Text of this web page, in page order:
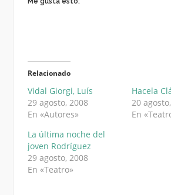
Relacionado
Vidal Giorgi, Luís
29 agosto, 2008
En «Autores»
Hacela
20
En
La última noche del
joven Rodríguez
29 agosto, 2008
En «Teatro»